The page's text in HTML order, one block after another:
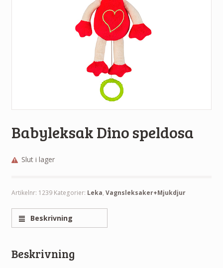
Babyleksak Dino speldosa
Slut i lager
Artikelnr: 1239 Kategorier: Leka, Vagnsleksaker+Mjukdjur
Beskrivning
Beskrivning